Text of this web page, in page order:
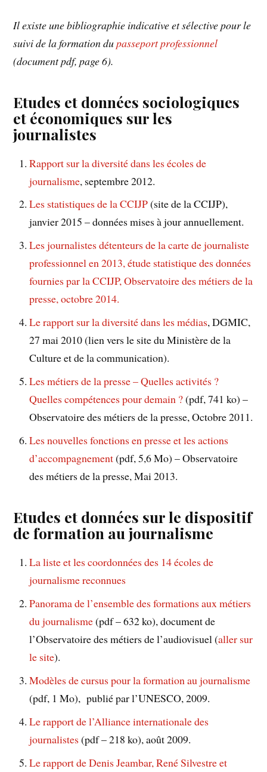
Il existe une bibliographie indicative et sélective pour le
suivi de la formation dupasseport professionnel
(document pdf, page 6).
Etudes et données sociologiques
et économiques sur les
journalistes
Rapport sur la diversité dans les écoles de
journalisme, septembre 2012.
Les statistiques de la CCIJP(site de la CCIJP),
janvier 2015 – données mises à jour annuellement.
Les journalistes détenteurs de la carte de journaliste
professionnel en 2013, étude statistique des données
fournies par la CCIJP, Observatoire des métiers de la
presse, octobre 2014.
Le rapport sur la diversité dans les médias, DGMIC,
27 mai 2010 (lien vers le site du Ministère de la
Culture et de la communication).
Les métiers de la presse – Quelles activités ?
Quelles compétences pour demain ?(pdf, 741 ko) –
Observatoire des métiers de la presse, Octobre 2011.
Les nouvelles fonctions en presse et les actions
d’accompagnement(pdf, 5,6 Mo) – Observatoire
des métiers de la presse, Mai 2013.
Etudes et données sur le dispositif
de formation au journalisme
La liste et les coordonnées des 14 écoles de
journalisme reconnues
Panorama de l’ensemble des formations aux métiers
du journalisme(pdf – 632 ko), document de
l’Observatoire des métiers de l’audiovisuel (aller sur
le site).
Modèles de cursus pour la formation au journalisme
(pdf, 1 Mo), publié par l’UNESCO, 2009.
Le rapport de l’Alliance internationale des
journalistes (pdf – 218 ko), août 2009.
Le rapport de Denis Jeambar, René Silvestre et